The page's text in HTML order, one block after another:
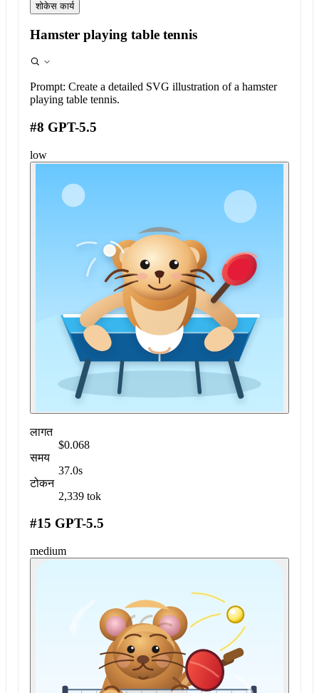
शोकेस कार्य
Hamster playing table tennis
Prompt: Create a detailed SVG illustration of a hamster
playing table tennis.
#8 GPT-5.5
low
लागत
$0.068
समय
37.0s
टोकन
2,339 tok
#15 GPT-5.5
medium